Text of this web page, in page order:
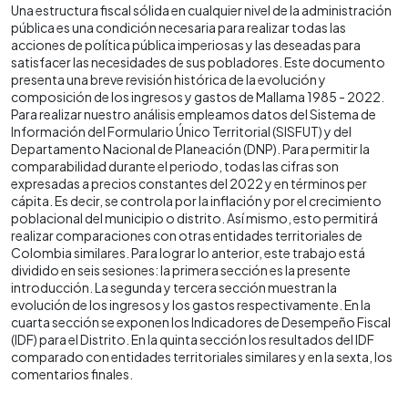
Una estructura fiscal sólida en cualquier nivel de la administración
pública es una condición necesaria para realizar todas las
acciones de política pública imperiosas y las deseadas para
satisfacer las necesidades de sus pobladores. Este documento
presenta una breve revisión histórica de la evolución y
composición de los ingresos y gastos de Mallama 1985 - 2022.
Para realizar nuestro análisis empleamos datos del Sistema de
Información del Formulario Único Territorial (SISFUT) y del
Departamento Nacional de Planeación (DNP). Para permitir la
comparabilidad durante el periodo, todas las cifras son
expresadas a precios constantes del 2022 y en términos per
cápita. Es decir, se controla por la inflación y por el crecimiento
poblacional del municipio o distrito. Así mismo, esto permitirá
realizar comparaciones con otras entidades territoriales de
Colombia similares. Para lograr lo anterior, este trabajo está
dividido en seis sesiones: la primera sección es la presente
introducción. La segunda y tercera sección muestran la
evolución de los ingresos y los gastos respectivamente. En la
cuarta sección se exponen los Indicadores de Desempeño Fiscal
(IDF) para el Distrito. En la quinta sección los resultados del IDF
comparado con entidades territoriales similares y en la sexta, los
comentarios finales.